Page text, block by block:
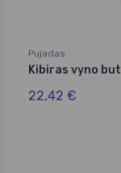
Pujadas
Kibiras vyno
22,42 €